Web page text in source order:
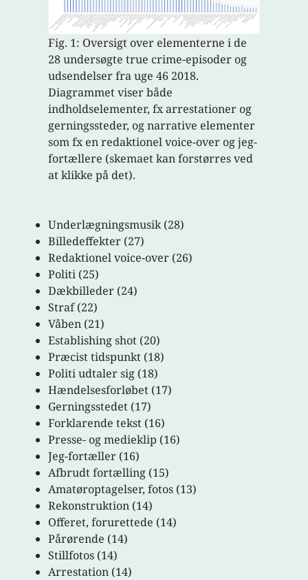
Fig. 1: Oversigt over elementerne i de
28 undersøgte true crime-episoder og
udsendelser fra uge 46 2018.
Diagrammet viser både
indholdselementer, fx arrestationer og
gerningssteder, og narrative elementer
som fx en redaktionel voice-over og jeg-
fortællere (skemaet kan forstørres ved
at klikke på det).
Underlægningsmusik (28)
Billedeffekter (27)
Redaktionel voice-over (26)
Politi (25)
Dækbilleder (24)
Straf (22)
Våben (21)
Establishing shot (20)
Præcist tidspunkt (18)
Politi udtaler sig (18)
Hændelsesforløbet (17)
Gerningsstedet (17)
Forklarende tekst (16)
Presse- og medieklip (16)
Jeg-fortæller (16)
Afbrudt fortælling (15)
Amatøroptagelser, fotos (13)
Rekonstruktion (14)
Offeret, forurettede (14)
Pårørende (14)
Stillfotos (14)
Arrestation (14)